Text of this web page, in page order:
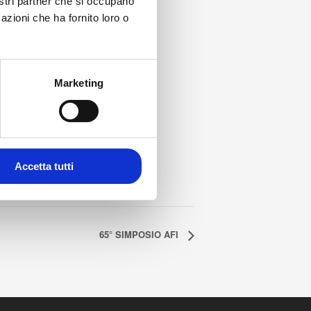
che ha fornito loro o
Marketing
Accetta tutti
65° SIMPOSIO AFI